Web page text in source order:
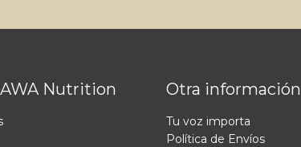
Nutrition Otra información
Tu voz importa
Política de Envíos